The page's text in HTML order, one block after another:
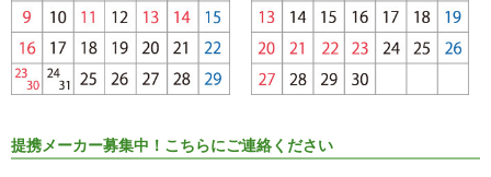
提携メーカー募集中！こちらにご連絡ください